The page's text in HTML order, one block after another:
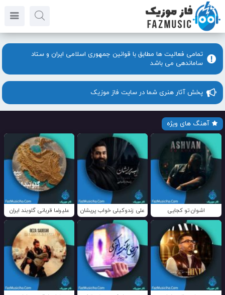
تمامی فعالیت ها مطابق با قوانین جمهوری اسلامی ایران و ستاد
ساماندهی می باشد
پخش آثار هنری شما در سایت فاز موزیک
آهنگ های ویژه
اشوان تو کجایی علی زندوکیلی خواب پریشان علیرضا قربانی گلوبند ایران